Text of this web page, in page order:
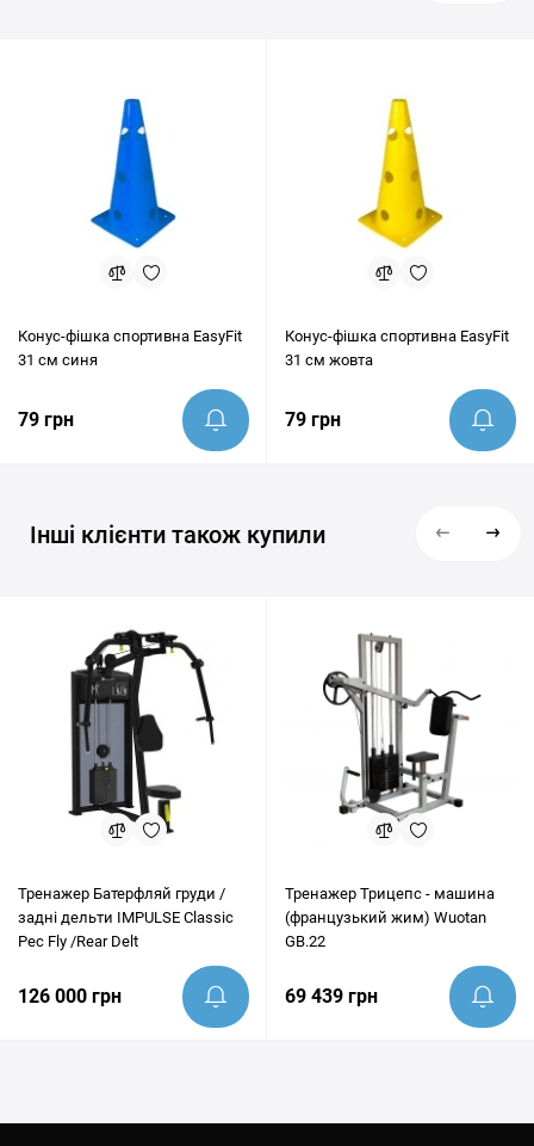
Конус-фішка спортивна EasyFit
31 см синя
79 грн
Конус-фішка спортивна EasyFit
31 см жовта
79 грн
Інші клієнти також купили
Тренажер Батерфляй груди /
задні дельти IMPULSE Classic
Pec Fly /Rear Delt
126 000 грн
Тренажер Трицепс - машина
(французький жим) Wuotan
GB.22
69 439 грн